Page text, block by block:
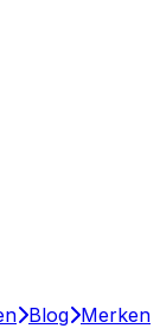
Blog Merken